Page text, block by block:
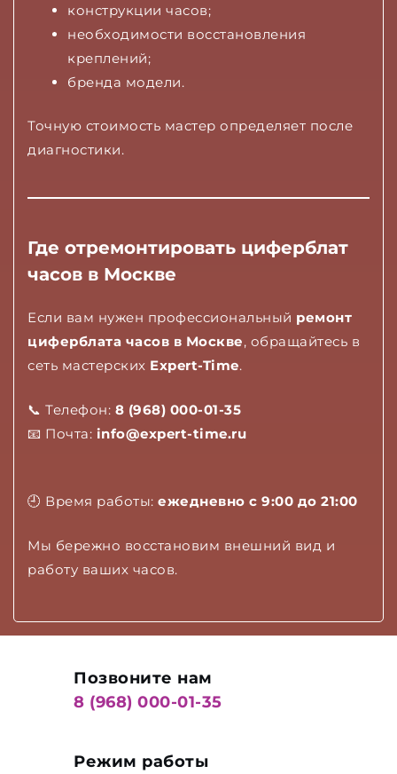
конструкции часов;
необходимости восстановления
креплений;
бренда модели.
Точную стоимость мастер определяет после
диагностики.
Где отремонтировать циферблат
часов в Москве
Если вам нужен профессиональный ремонт
циферблата часов в Москве, обращайтесь в
сеть мастерских Expert-Time.
📞 Телефон: 8 (968) 000-01-35
📧 Почта: info@expert-time.ru
🕘 Время работы: ежедневно с 9:00 до 21:00
Мы бережно восстановим внешний вид и
работу ваших часов.
Позвоните нам
8 (968) 000-01-35
Режим работы